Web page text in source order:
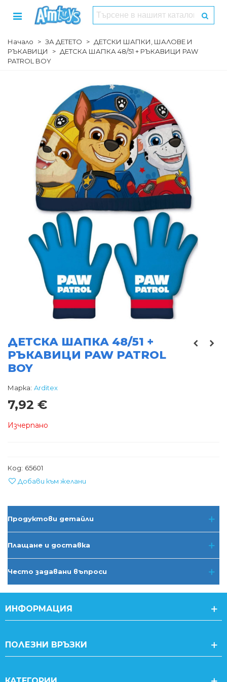
Начало > ЗА ДЕТЕТО > ДЕТСКИ ШАПКИ, ШАЛОВЕ И
РЪКАВИЦИ
> ДЕТСКА ШАПКА 48/51 + РЪКАВИЦИ PAW
PATROL BOY
ДЕТСКА ШАПКА 48/51 +
РЪКАВИЦИ PAW PATROL
BOY
Марка: Arditex
7,92 €
Изчерпано
Код: 65601
Добави към желани
Продуктови детайли
Плащане и доставка
Често задавани въпроси
ИНФОРМАЦИЯ
ПОЛЕЗНИ ВРЪЗКИ